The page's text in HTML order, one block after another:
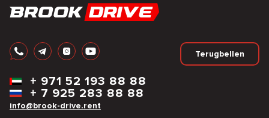
Terugbellen
info@brook-drive.rent
+ 7 925 283 88 88
+ 971 52 193 88 88